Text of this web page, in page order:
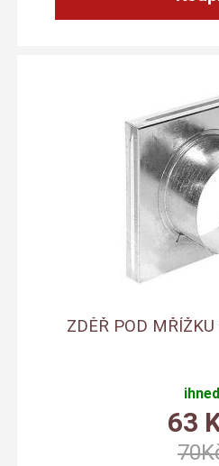
ZDĚŘ POD
ihned
63
70